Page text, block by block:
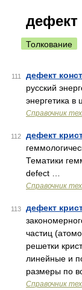
дефект
Толкование
111 дефект
русский
энергетика в
Справочник
112 дефект
Тематики
defeсt …
Справочник
113 дефект
частиц
решетки
линейные и
размеры по
Справочник